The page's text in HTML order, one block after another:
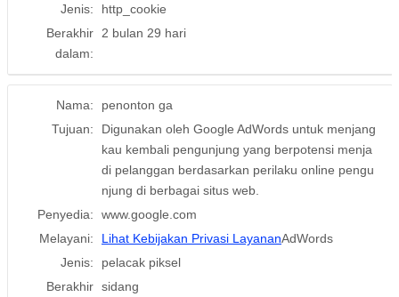
Jenis:
http_cookie
Berakhir
dalam:
2 bulan 29 hari
Nama:
penonton ga
Tujuan:
Digunakan oleh Google AdWords untuk menjang
kau kembali pengunjung yang berpotensi menja
di pelanggan berdasarkan perilaku online pengu
njung di berbagai situs web.
Penyedia:
www.google.com
Melayani:
Lihat Kebijakan Privasi LayananAdWords
Jenis:
pelacak piksel
Berakhir sidang